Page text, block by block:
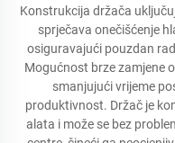
Konstrukcija držača
sprječava onečišćenje
osiguravajući pouzdan
Mogućnost brze zamjene
smanjujući vrijeme
produktivnost. Držač je
alata i može se bez